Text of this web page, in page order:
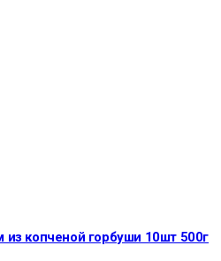
из копченой горбуши 10шт 500г